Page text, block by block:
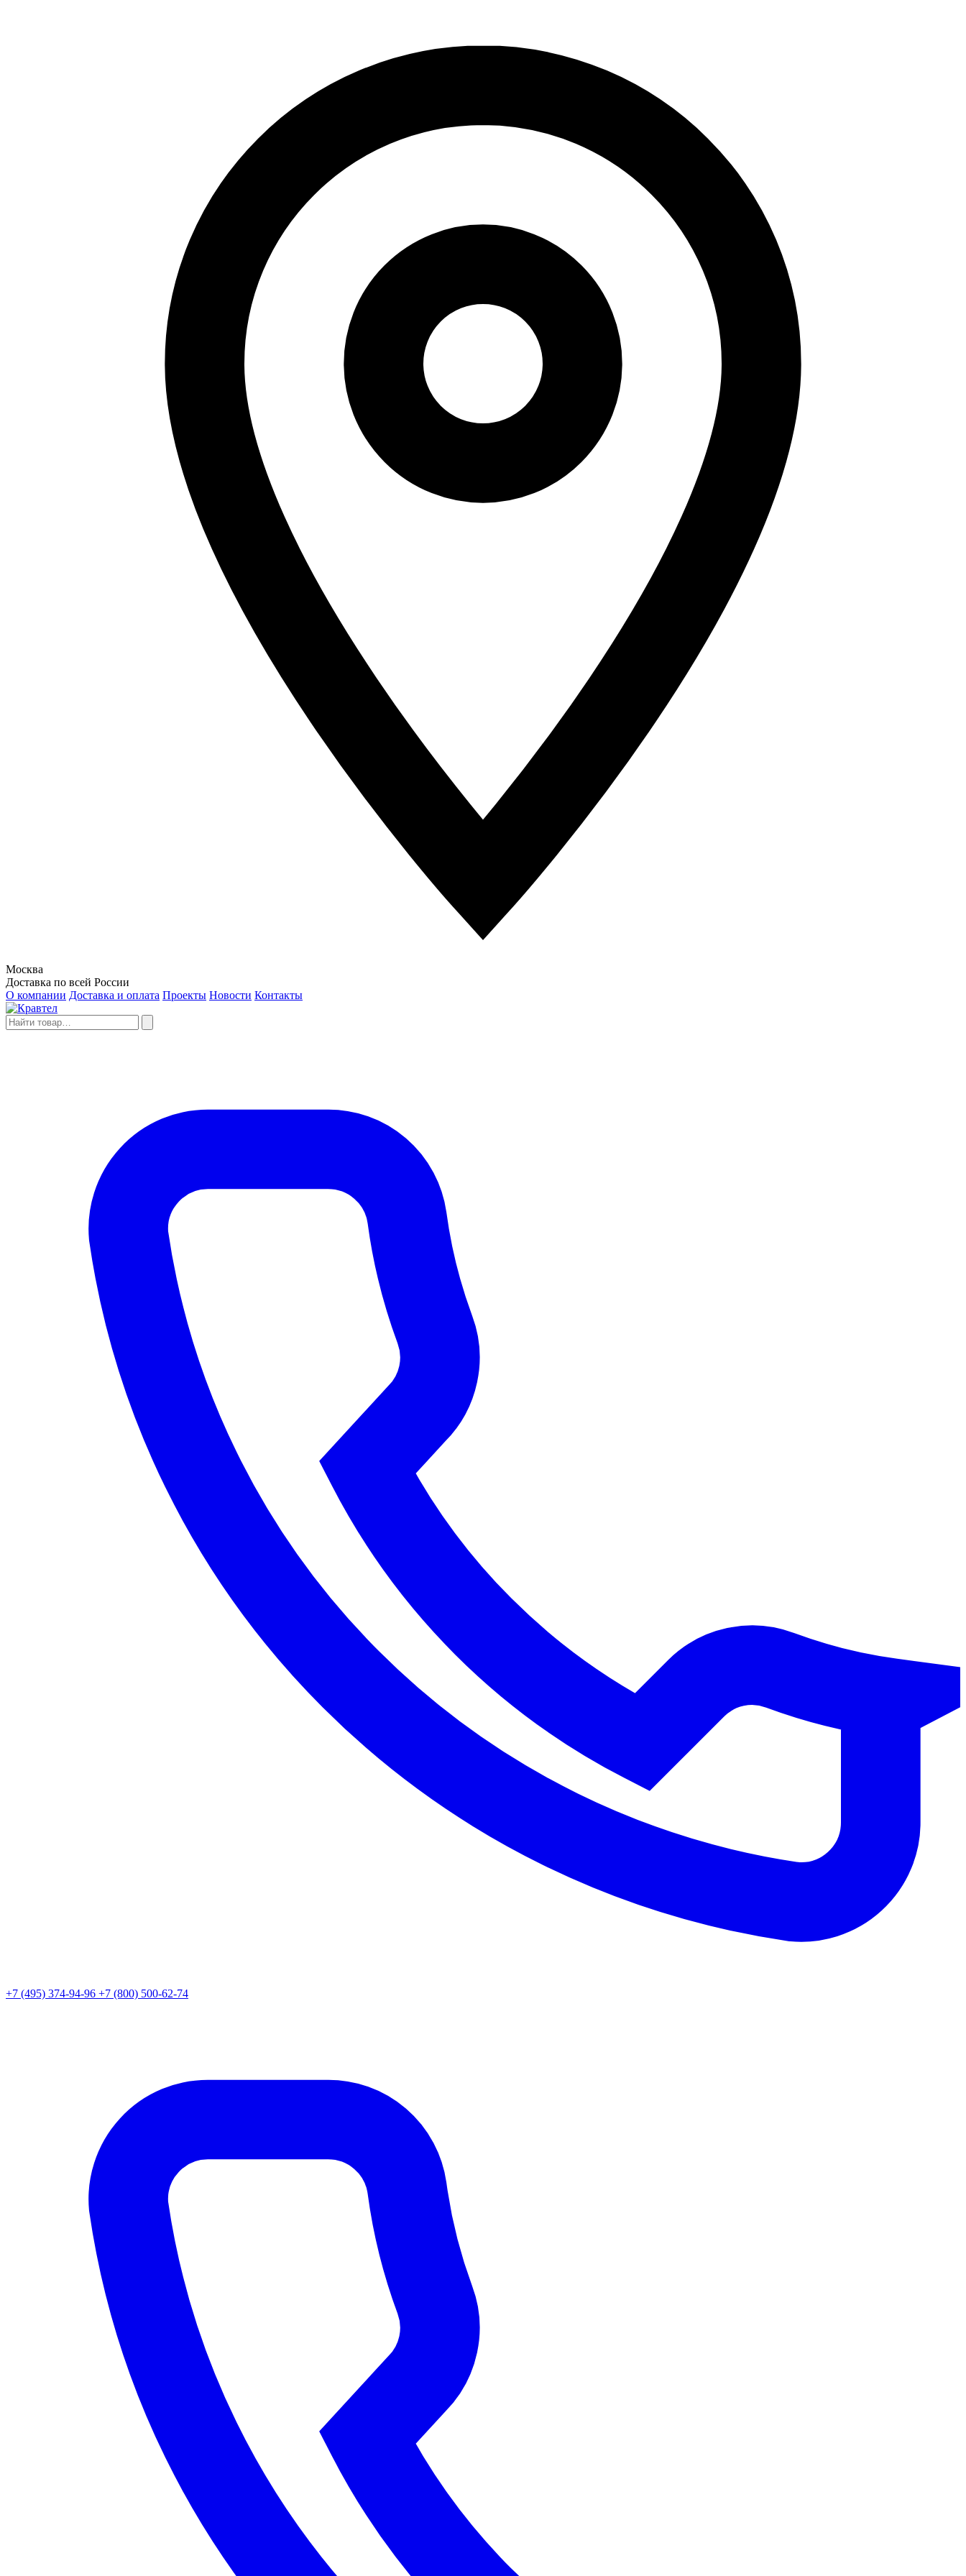
Москва
Доставка по всей России
О компании Доставка и оплата Проекты Новости Контакты
+7 (495) 374-94-96 +7 (800) 500-62-74